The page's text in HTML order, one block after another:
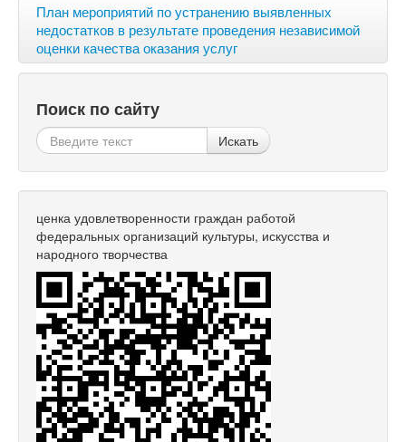
План мероприятий по устранению выявленных
недостатков в результате проведения независимой
оценки качества оказания услуг
Поиск по сайту
Искать
ценка удовлетворенности граждан работой
федеральных организаций культуры, искусства и
народного творчества